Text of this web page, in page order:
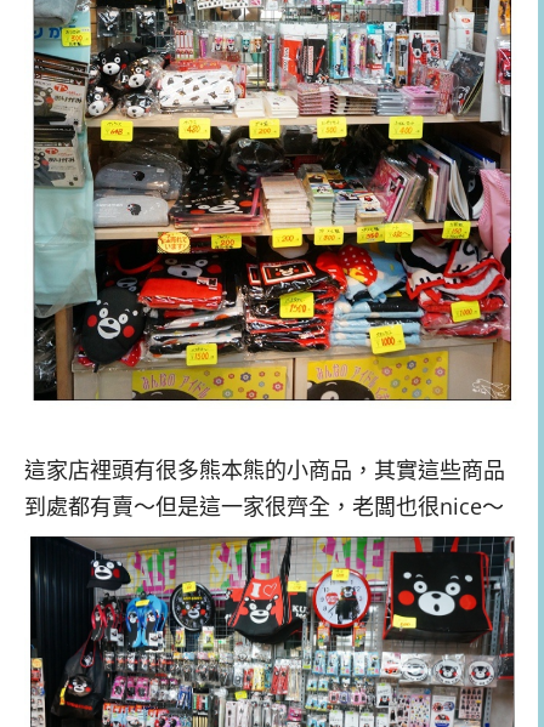
這家店裡頭有很多熊本熊的小商品，其實這些商品
到處都有賣～但是這一家很齊全，老闆也很nice～